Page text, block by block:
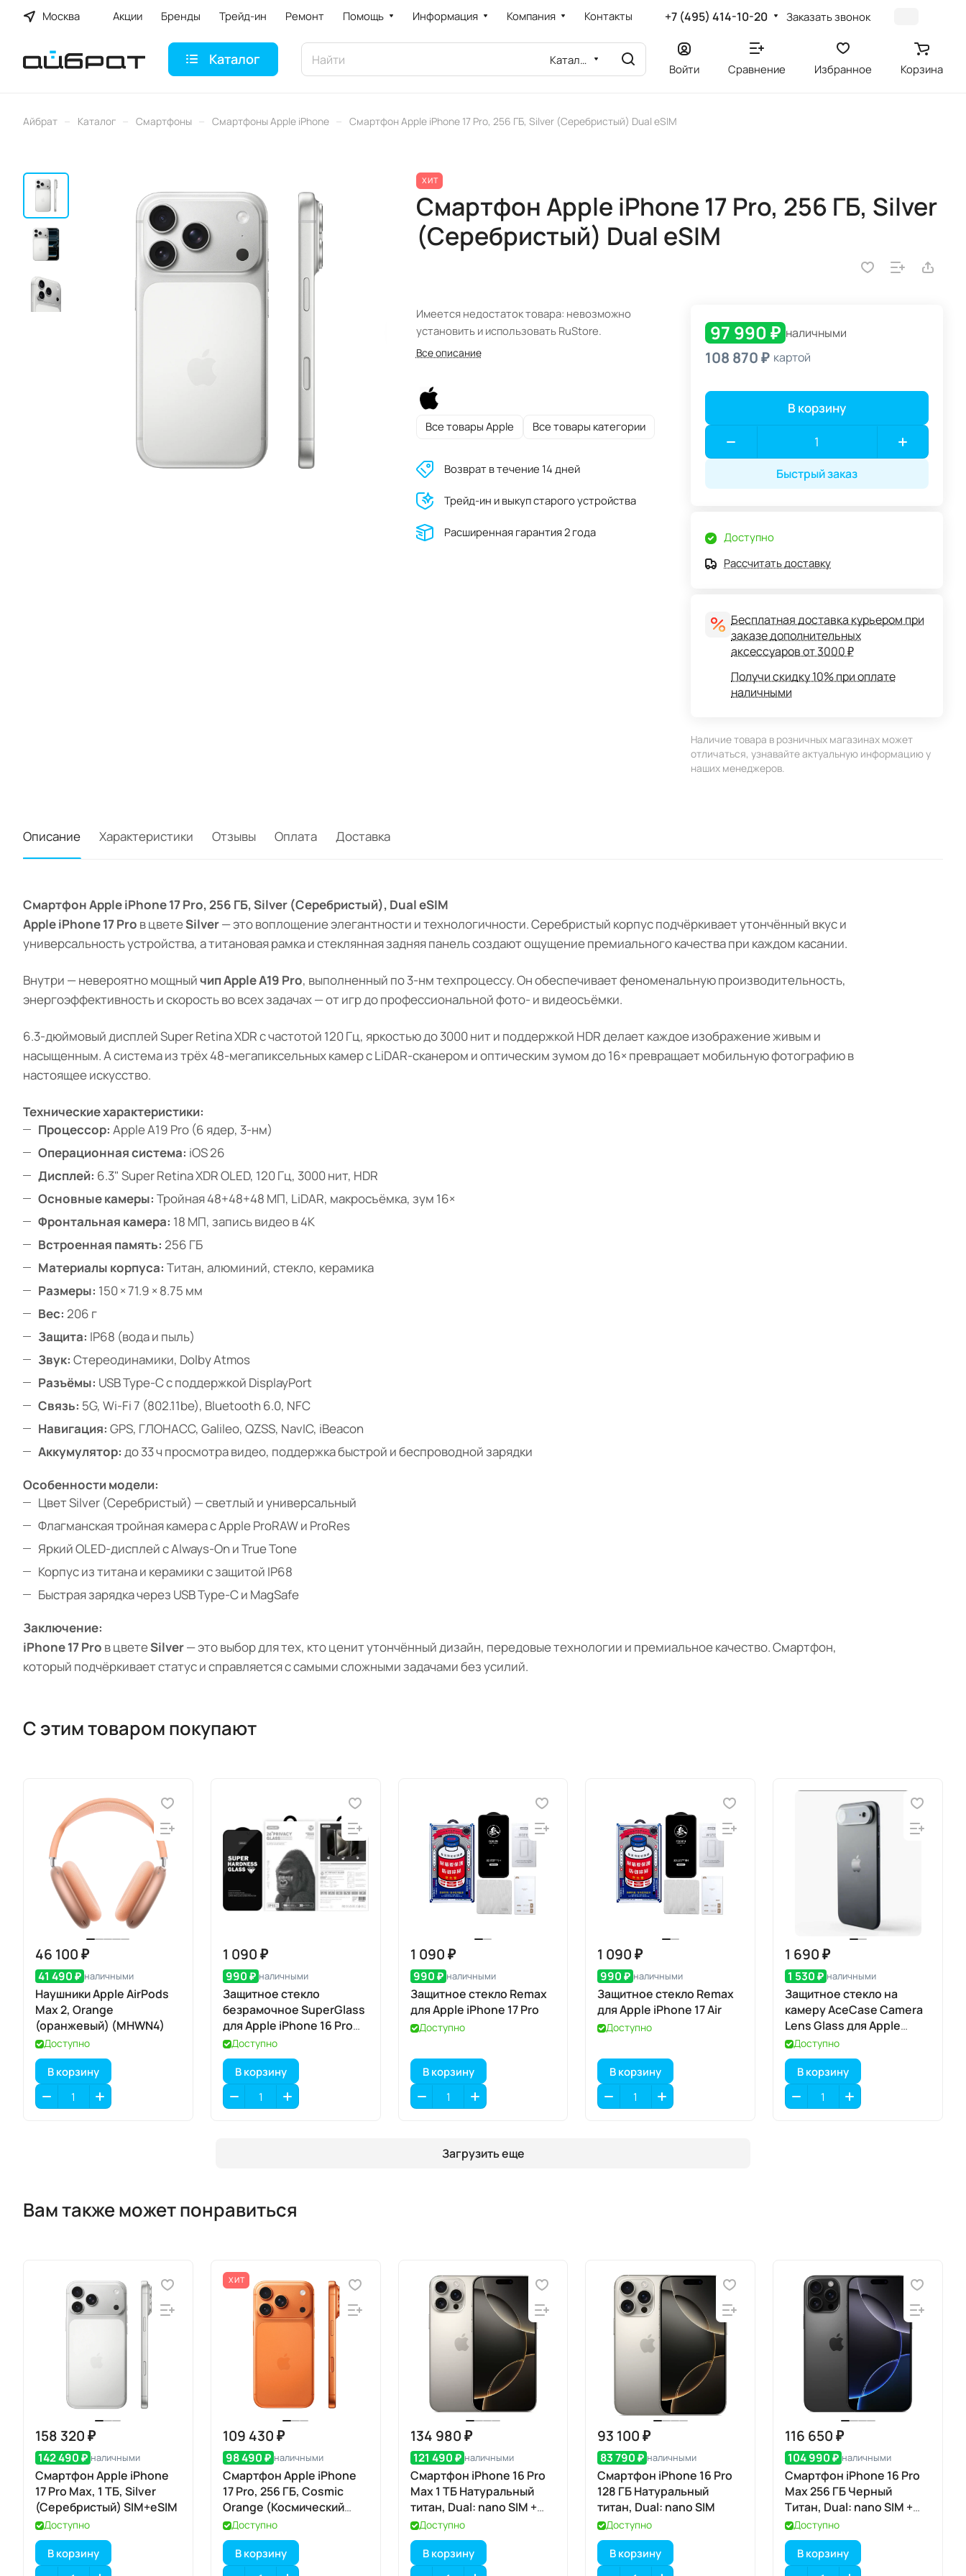
Москва Акции Бренды Трейд-ин Ремонт Помощь Информация Компания Контакты +7 (495) 414-10-20 Заказать звонок
Каталог Каталог
Войти Сравнение Избранное Корзина
Айбрат – Каталог – Смартфоны – Смартфоны Apple iPhone – Смартфон Apple iPhone 17 Pro, 256 ГБ, Silver (Серебристый) Dual eSIM
ХИТ
Смартфон Apple iPhone 17 Pro, 256 ГБ, Silver
(Серебристый) Dual eSIM
Имеется недостаток товара: невозможно
установить и использовать RuStore.
Все описание
Все товары Apple Все товары категории
Возврат в течение 14 дней
Трейд-ин и выкуп старого устройства
Расширенная гарантия 2 года
97 990 ₽ наличными
108 870 ₽ картой
В корзину
Быстрый заказ
Доступно
Рассчитать доставку
Бесплатная доставка курьером при
заказе дополнительных
аксессуаров от 3000 ₽
Получи скидку 10% при оплате
наличными
Наличие товара в розничных магазинах может
отличаться, узнавайте актуальную информацию у
наших менеджеров.
Описание Характеристики Отзывы Оплата Доставка
Смартфон Apple iPhone 17 Pro, 256 ГБ, Silver (Серебристый), Dual eSIM
Apple iPhone 17 Pro в цветеSilver— это воплощение элегантности и технологичности. Серебристый корпус подчёркивает утончённый вкус и
универсальность устройства, а титановая рамка и стеклянная задняя панель создают ощущение премиального качества при каждом касании.
Внутри — невероятно мощныйчип Apple A19 Pro, выполненный по 3-нм техпроцессу. Он обеспечивает феноменальную производительность,
энергоэффективность и скорость во всех задачах — от игр до профессиональной фото- и видеосъёмки.
6.3-дюймовый дисплей Super Retina XDR с частотой 120 Гц, яркостью до 3000 нит и поддержкой HDR делает каждое изображение живым и
насыщенным. А система из трёх 48-мегапиксельных камер с LiDAR-сканером и оптическим зумом до 16× превращает мобильную фотографию в
настоящее искусство.
Технические характеристики:
Процессор: Apple A19 Pro (6 ядер, 3-нм)
Операционная система: iOS 26
Дисплей: 6.3" Super Retina XDR OLED, 120 Гц, 3000 нит, HDR
Основные камеры: Тройная 48+48+48 МП, LiDAR, макросъёмка, зум 16×
Фронтальная камера: 18 МП, запись видео в 4K
Встроенная память: 256 ГБ
Материалы корпуса: Титан, алюминий, стекло, керамика
Размеры: 150 × 71.9 × 8.75 мм
Вес: 206 г
Защита: IP68 (вода и пыль)
Звук: Стереодинамики, Dolby Atmos
Разъёмы: USB Type-C с поддержкой DisplayPort
Связь: 5G, Wi-Fi 7 (802.11be), Bluetooth 6.0, NFC
Навигация: GPS, ГЛОНАСС, Galileo, QZSS, NavIC, iBeacon
Аккумулятор: до 33 ч просмотра видео, поддержка быстрой и беспроводной зарядки
Особенности модели:
Цвет Silver (Серебристый) — светлый и универсальный
Флагманская тройная камера с Apple ProRAW и ProRes
Яркий OLED-дисплей с Always-On и True Tone
Корпус из титана и керамики с защитой IP68
Быстрая зарядка через USB Type-C и MagSafe
Заключение:
iPhone 17 Pro в цветеSilver— это выбор для тех, кто ценит утончённый дизайн, передовые технологии и премиальное качество. Смартфон,
который подчёркивает статус и справляется с самыми сложными задачами без усилий.
С этим товаром покупают
46 100 ₽
41 490 ₽ наличными
Наушники Apple AirPods
Max 2, Orange
(оранжевый) (MHWN4)
Доступно
В корзину
1 090 ₽
990 ₽ наличными
Защитное стекло
безрамочное SuperGlass
для Apple iPhone 16 Pro
Max / 17 Pro Max
Доступно
В корзину
1 090 ₽
990 ₽ наличными
Защитное стекло Remax
для Apple iPhone 17 Pro
Доступно
В корзину
1 090 ₽
990 ₽ наличными
Защитное стекло Remax
для Apple iPhone 17 Air
Доступно
В корзину
1 690 ₽
1 530 ₽ наличными
Защитное стекло на
камеру AceCase Camera
Lens Glass для Apple
iPhone 17 Air
Доступно
В корзину
Загрузить еще
Вам также может понравиться
158 320 ₽
142 490 ₽ наличными
Смартфон Apple iPhone
17 Pro Max, 1 ТБ, Silver
(Серебристый) SIM+eSIM
Доступно
В корзину
ХИТ
109 430 ₽
98 490 ₽ наличными
Смартфон Apple iPhone
17 Pro, 256 ГБ, Cosmic
Orange (Космический
оранжевый) SIM+eSIM
Доступно
В корзину
134 980 ₽
121 490 ₽ наличными
Смартфон iPhone 16 Pro
Max 1 ТБ Натуральный
титан, Dual: nano SIM +
eSIM
Доступно
В корзину
93 100 ₽
83 790 ₽ наличными
Смартфон iPhone 16 Pro
128 ГБ Натуральный
титан, Dual: nano SIM
Доступно
В корзину
116 650 ₽
104 990 ₽ наличными
Смартфон iPhone 16 Pro
Max 256 ГБ Черный
Титан, Dual: nano SIM +
eSIM
Доступно
В корзину